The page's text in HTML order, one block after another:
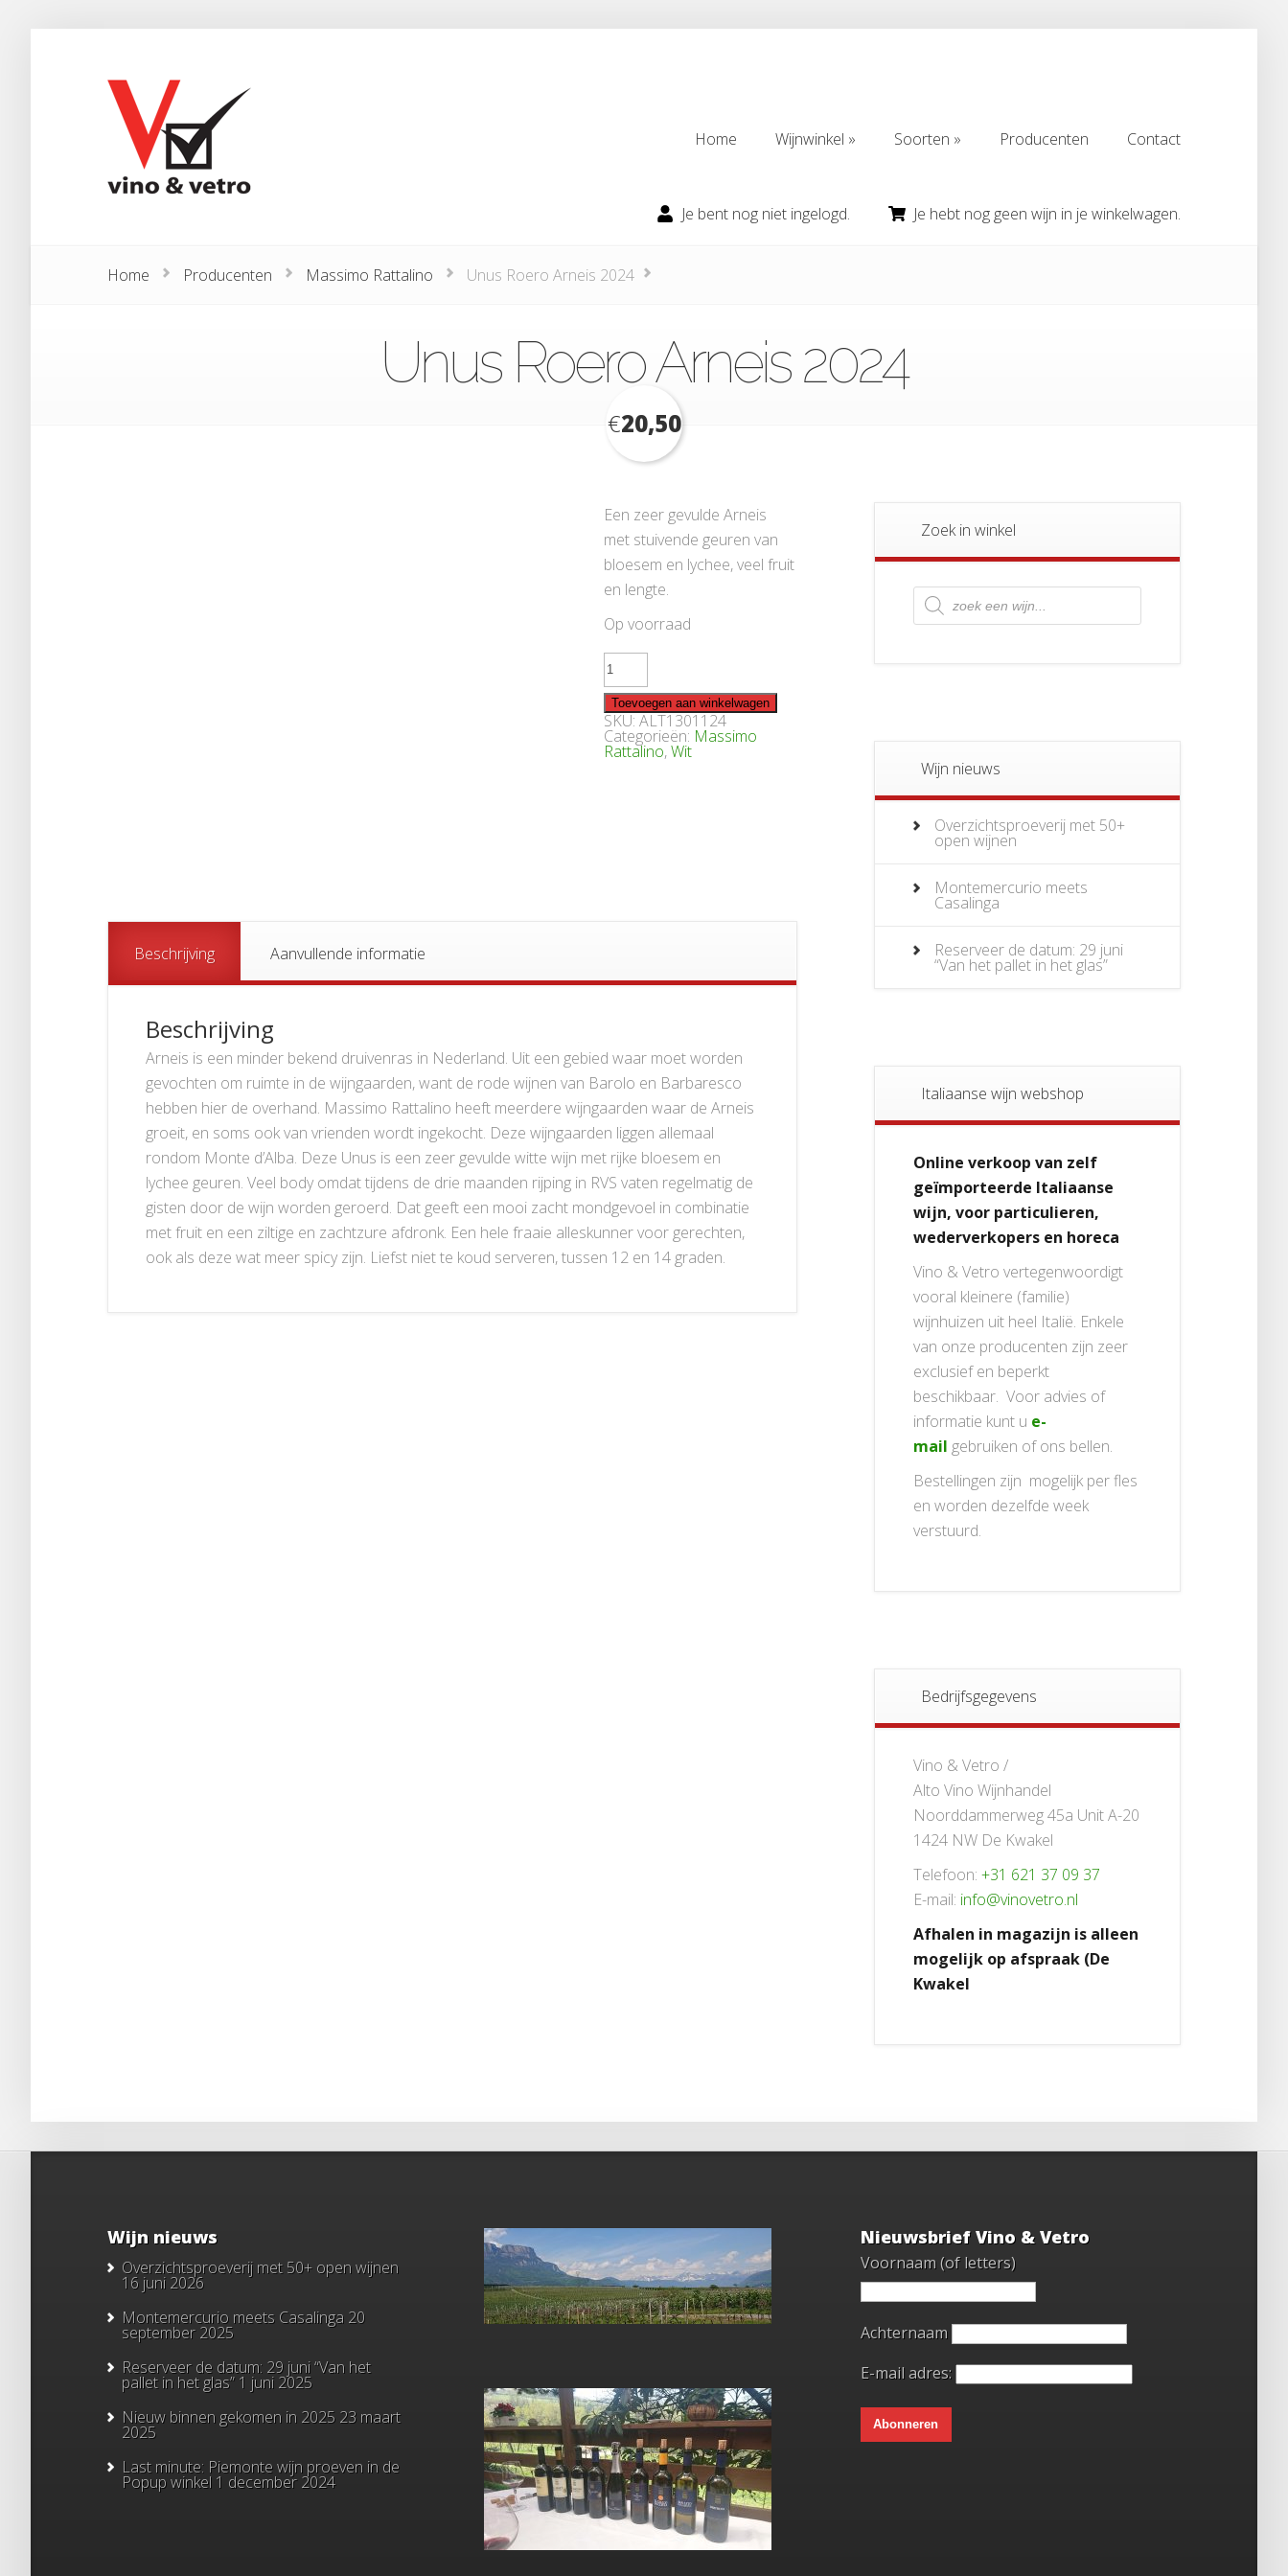
Home
Wijnwinkel
Soorten
Producenten
Contact
Je bent nog niet ingelogd.
Je hebt nog geen wijn in je winkelwagen.
Home Producenten Massimo Rattalino Unus Roero Arneis 2024
Unus Roero Arneis 2024
€20,50
Een zeer gevulde Arneis
met stuivende geuren van
bloesem en lychee, veel fruit
en lengte.
Op voorraad
Unus
Roero
Arneis
2024
aantal
Toevoegen aan winkelwagen
SKU: ALT1301124
Categorieën: Massimo
Rattalino,Wit
Beschrijving Aanvullende informatie
Beschrijving
Arneis is een minder bekend druivenras in Nederland. Uit een gebied waar moet worden
gevochten om ruimte in de wijngaarden, want de rode wijnen van Barolo en Barbaresco
hebben hier de overhand. Massimo Rattalino heeft meerdere wijngaarden waar de Arneis
groeit, en soms ook van vrienden wordt ingekocht. Deze wijngaarden liggen allemaal
rondom Monte d’Alba. Deze Unus is een zeer gevulde witte wijn met rijke bloesem en
lychee geuren. Veel body omdat tijdens de drie maanden rijping in RVS vaten regelmatig de
gisten door de wijn worden geroerd. Dat geeft een mooi zacht mondgevoel in combinatie
met fruit en een ziltige en zachtzure afdronk. Een hele fraaie alleskunner voor gerechten,
ook als deze wat meer spicy zijn. Liefst niet te koud serveren, tussen 12 en 14 graden.
Zoek in winkel
Producten
zoeken
Wijn nieuws
Overzichtsproeverij met 50+
open wijnen
Montemercurio meets
Casalinga
Reserveer de datum: 29 juni
“Van het pallet in het glas”
Italiaanse wijn webshop
Online verkoop van zelf
geïmporteerde Italiaanse
wijn, voor particulieren,
wederverkopers en horeca
Vino & Vetro vertegenwoordigt
vooral kleinere (familie)
wijnhuizen uit heel Italië. Enkele
van onze producenten zijn zeer
exclusief en beperkt
beschikbaar. Voor advies of
informatie kunt u e-
mail gebruiken of ons bellen.
Bestellingen zijn mogelijk per fles
en worden dezelfde week
verstuurd.
Bedrijfsgegevens
Vino & Vetro /
Alto Vino Wijnhandel
Noorddammerweg 45a Unit A-20
1424 NW De Kwakel
Telefoon: +31 621 37 09 37
E-mail: info@vinovetro.nl
Afhalen in magazijn is alleen
mogelijk op afspraak (De
Kwakel
Wijn nieuws
Overzichtsproeverij met 50+ open wijnen
16 juni 2026
Montemercurio meets Casalinga 20
september 2025
Reserveer de datum: 29 juni “Van het
pallet in het glas” 1 juni 2025
Nieuw binnen gekomen in 2025 23 maart
2025
Last minute: Piemonte wijn proeven in de
Popup winkel 1 december 2024
Nieuwsbrief Vino & Vetro
Voornaam (of letters)
Achternaam
E-mail adres: